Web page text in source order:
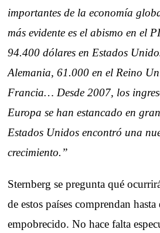
importantes de la economía
más evidente es el abismo en el
94.400 dólares en Estados
Alemania, 61.000 en el Reino
Francia… Desde 2007, los
Europa se han estancado en
Estados Unidos encontró una
crecimiento.”
Sternberg se pregunta qué
de estos países comprendan
empobrecido. No hace falta